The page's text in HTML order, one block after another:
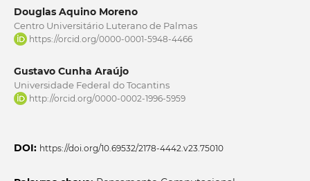
Douglas Aquino Moreno
Centro Universitário Luterano de Palmas
https://orcid.org/0000-0001-5948-4466
Gustavo Cunha Araújo
Universidade Federal do Tocantins
http://orcid.org/0000-0002-1996-5959
DOI: https://doi.org/10.69532/2178-4442.v23.75010